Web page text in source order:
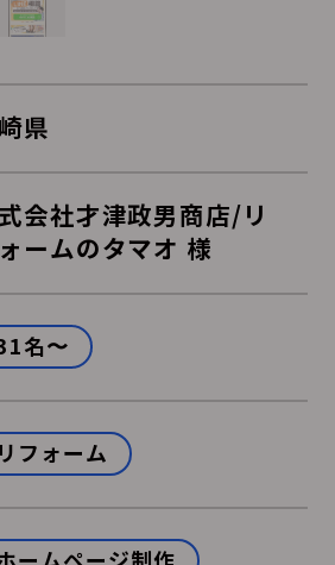
県
会社才津政男商店/リ
ームのタマオ 様
名〜
リフォーム